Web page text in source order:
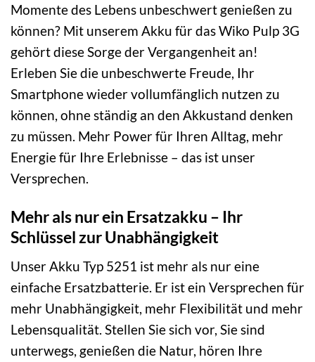
Momente des Lebens unbeschwert genießen zu
können? Mit unserem Akku für das Wiko Pulp 3G
gehört diese Sorge der Vergangenheit an!
Erleben Sie die unbeschwerte Freude, Ihr
Smartphone wieder vollumfänglich nutzen zu
können, ohne ständig an den Akkustand denken
zu müssen. Mehr Power für Ihren Alltag, mehr
Energie für Ihre Erlebnisse – das ist unser
Versprechen.
Mehr als nur ein Ersatzakku – Ihr
Schlüssel zur Unabhängigkeit
Unser Akku Typ 5251 ist mehr als nur eine
einfache Ersatzbatterie. Er ist ein Versprechen für
mehr Unabhängigkeit, mehr Flexibilität und mehr
Lebensqualität. Stellen Sie sich vor, Sie sind
unterwegs, genießen die Natur, hören Ihre